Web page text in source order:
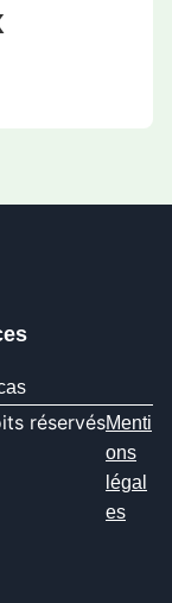
réservésMenti
ons
légal
es